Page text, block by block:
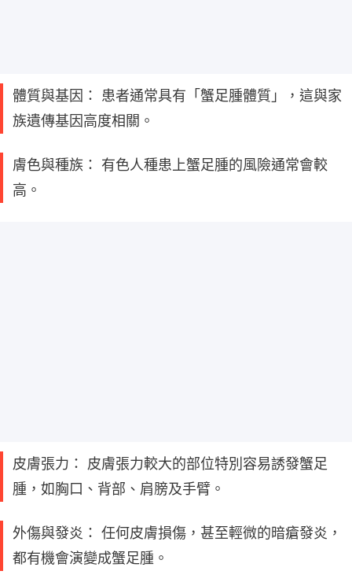
體質與基因： 患者通常具有「蟹足腫體質」，這與家
族遺傳基因高度相關。
膚色與種族： 有色人種患上蟹足腫的風險通常會較
高。
皮膚張力： 皮膚張力較大的部位特別容易誘發蟹足
腫，如胸口、背部、肩膀及手臂。
外傷與發炎： 任何皮膚損傷，甚至輕微的暗瘡發炎，
都有機會演變成蟹足腫。